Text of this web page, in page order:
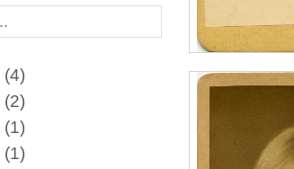
(4)
(2)
(1)
(1)